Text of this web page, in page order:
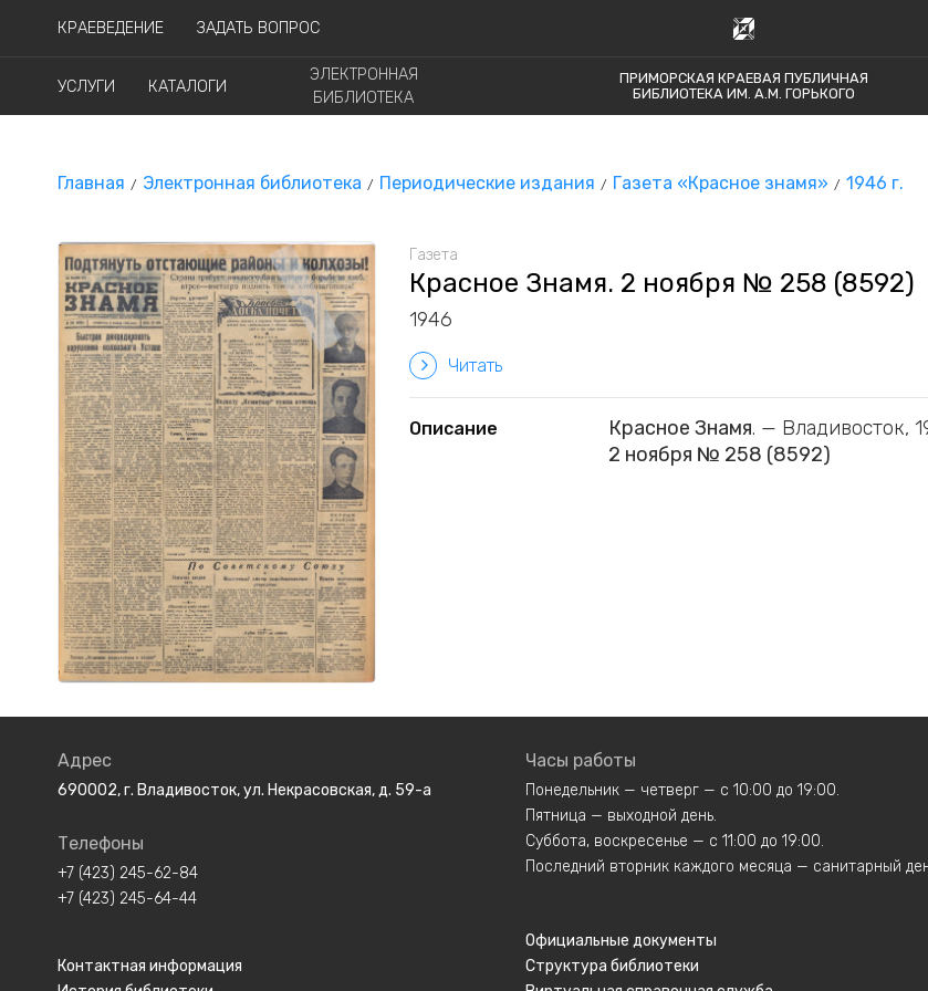
КРАЕВЕДЕНИЕ ЗАДАТЬ ВОПРОС
УСЛУГИ КАТАЛОГИ
ЭЛЕКТРОННАЯ
БИБЛИОТЕКА
ПРИМОРСКАЯ КРАЕВАЯ ПУБЛИЧНАЯ
БИБЛИОТЕКА ИМ. А.М. ГОРЬКОГО
Главная Электронная библиотека Периодические издания Газета «Красное знамя» 1946 г.
Газета
Красное Знамя. 2 ноября № 258 (8592)
1946
Читать
Описание Красное Знамя. — Владивосток,
2 ноября № 258 (8592)
Адрес
690002, г. Владивосток, ул. Некрасовская, д. 59-а
Телефоны
+7 (423) 245-62-84
+7 (423) 245-64-44
Контактная информация
Часы работы
Понедельник — четверг — с 10:00 до 19:00.
Пятница — выходной день.
Суббота, воскресенье — с 11:00 до 19:00.
Последний вторник каждого месяца — санитарный
Официальные документы
Структура библиотеки